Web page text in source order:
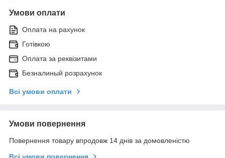
Умови оплати
Оплата на рахунок
Готівкою
Оплата за реквізитами
Безналиный розрахунок
Всі умови оплати
Умови повернення
Повернення товару впродовж 14 днів за домовленістю
Всі умови повернення